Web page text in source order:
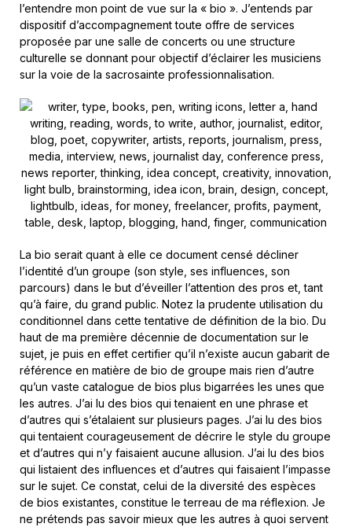
l’entendre mon point de vue sur la « bio ». J’entends par
dispositif d’accompagnement toute offre de services
proposée par une salle de concerts ou une structure
culturelle se donnant pour objectif d’éclairer les musiciens
sur la voie de la sacrosainte professionnalisation.
La bio serait quant à elle ce document censé décliner
l’identité d’un groupe (son style, ses influences, son
parcours) dans le but d’éveiller l’attention des pros et, tant
qu’à faire, du grand public. Notez la prudente utilisation du
conditionnel dans cette tentative de définition de la bio. Du
haut de ma première décennie de documentation sur le
sujet, je puis en effet certifier qu’il n’existe aucun gabarit de
référence en matière de bio de groupe mais rien d’autre
qu’un vaste catalogue de bios plus bigarrées les unes que
les autres. J’ai lu des bios qui tenaient en une phrase et
d’autres qui s’étalaient sur plusieurs pages. J’ai lu des bios
qui tentaient courageusement de décrire le style du groupe
et d’autres qui n’y faisaient aucune allusion. J’ai lu des bios
qui listaient des influences et d’autres qui faisaient l’impasse
sur le sujet. Ce constat, celui de la diversité des espèces
de bios existantes, constitue le terreau de ma réflexion. Je
ne prétends pas savoir mieux que les autres à quoi servent